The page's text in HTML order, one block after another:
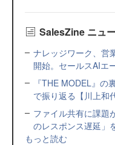
SalesZine ニュ
ナレッジワーク、営
開始。セールスAIエ
『THE MODEL』の
で振り返る【川上和
ファイル共有に課題
のレスポンス遅延」
もっと読む